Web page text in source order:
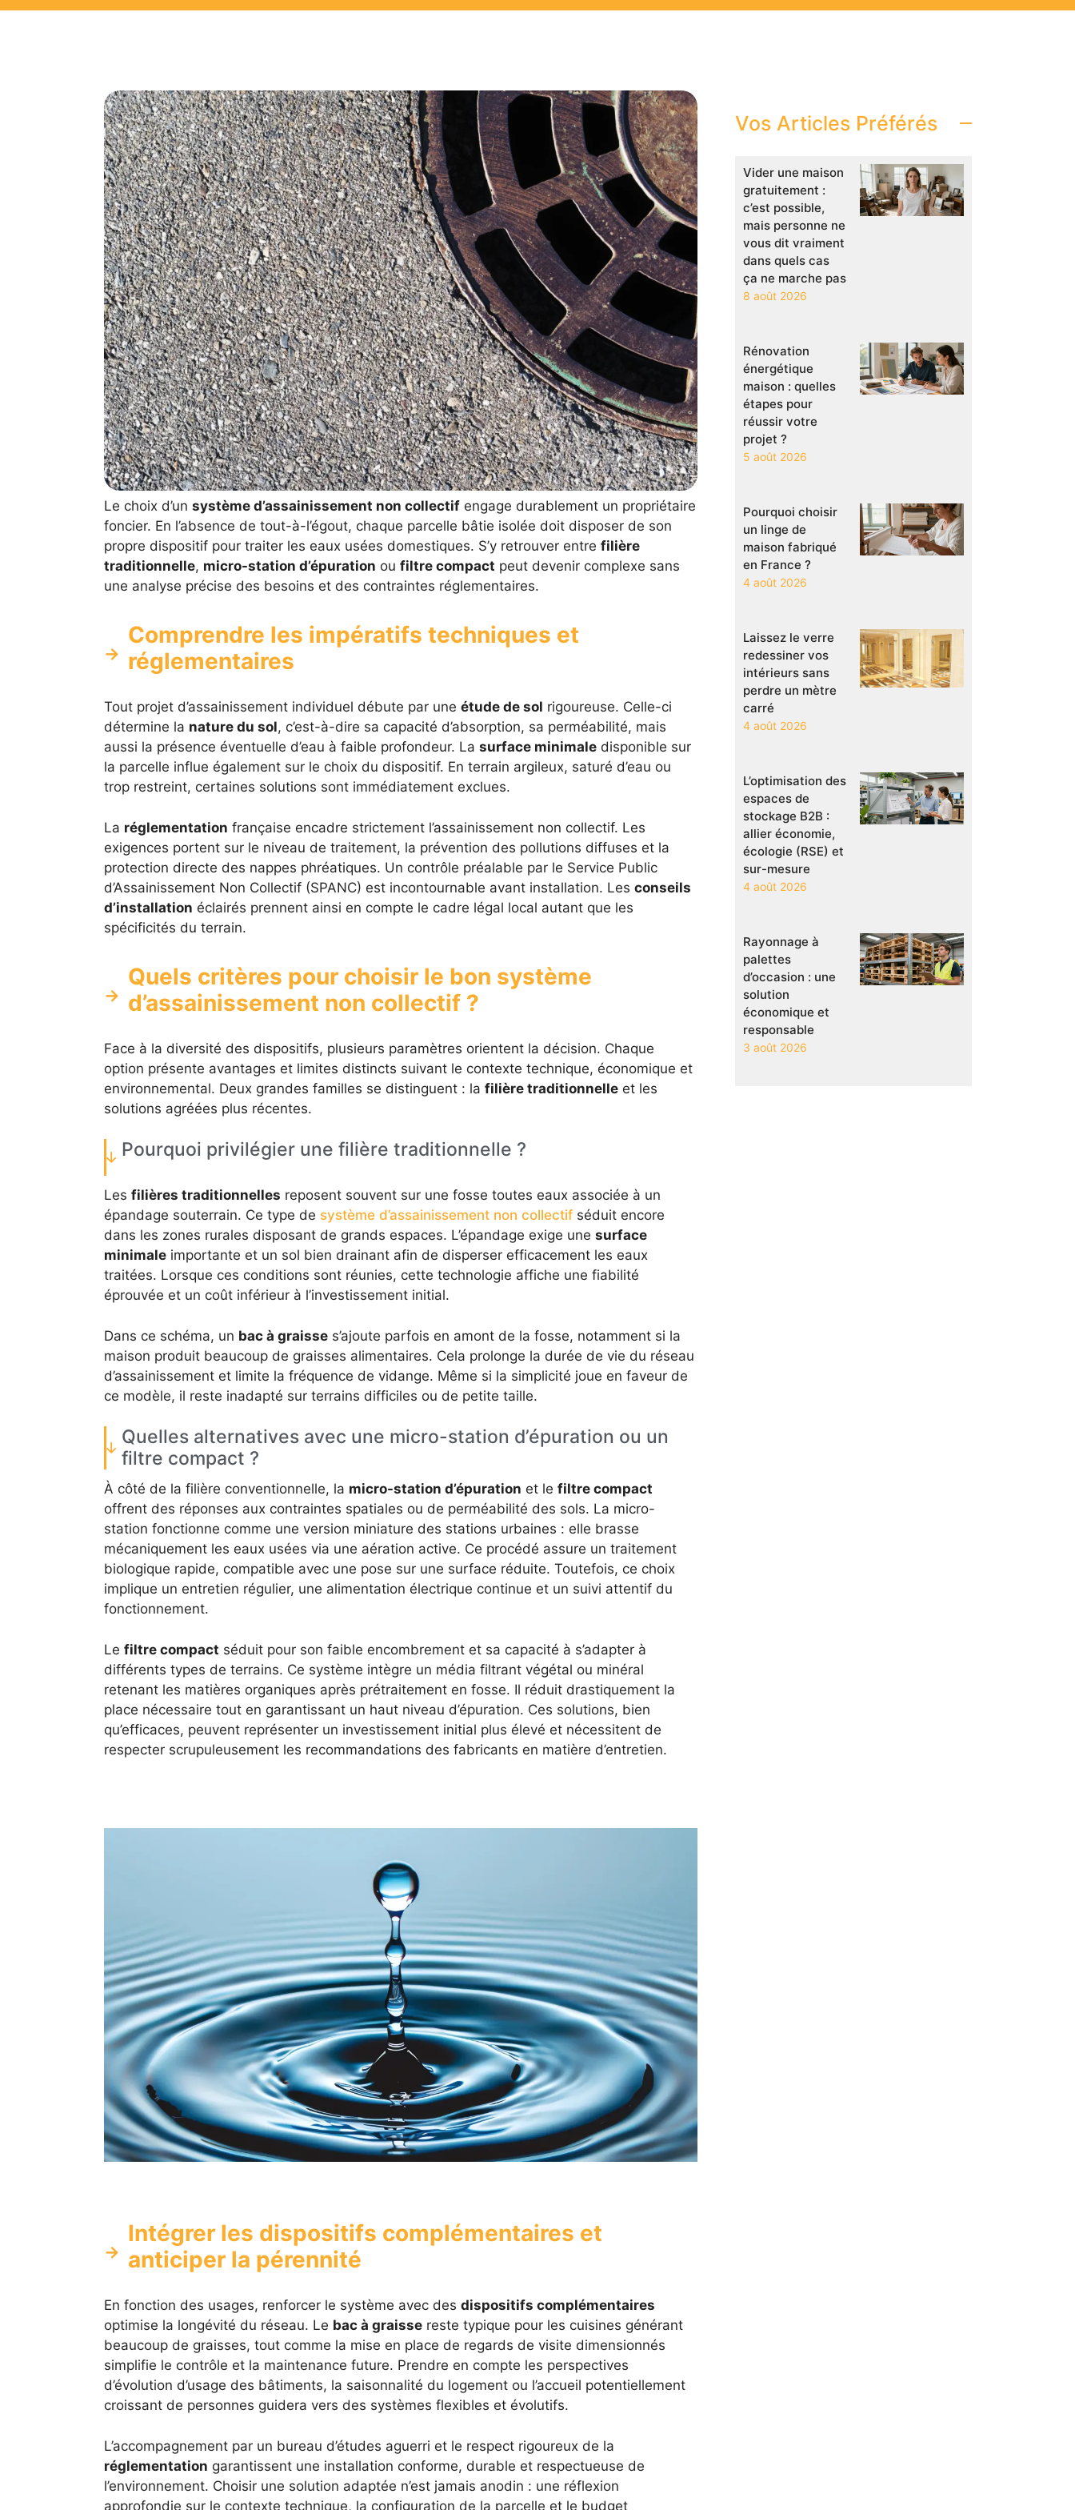
Le choix d’un système d’assainissement non collectifengage durablement un propriétaire
foncier. En l’absence de tout-à-l’égout, chaque parcelle bâtie isolée doit disposer de son
propre dispositif pour traiter les eaux usées domestiques. S’y retrouver entre filière
traditionnelle, micro-station d’épuration ou filtre compact peut devenir complexe sans
une analyse précise des besoins et des contraintes réglementaires.
Comprendre les impératifs techniques et
réglementaires
Tout projet d’assainissement individuel débute par une étude de sol rigoureuse. Celle-ci
détermine la nature du sol, c’est-à-dire sa capacité d’absorption, sa perméabilité, mais
aussi la présence éventuelle d’eau à faible profondeur. La surface minimaledisponible sur
la parcelle influe également sur le choix du dispositif. En terrain argileux, saturé d’eau ou
trop restreint, certaines solutions sont immédiatement exclues.
La réglementation française encadre strictement l’assainissement non collectif. Les
exigences portent sur le niveau de traitement, la prévention des pollutions diffuses et la
protection directe des nappes phréatiques. Un contrôle préalable par le Service Public
d’Assainissement Non Collectif (SPANC) est incontournable avant installation. Les conseils
d’installation éclairés prennent ainsi en compte le cadre légal local autant que les
spécificités du terrain.
Quels critères pour choisir le bon système
d’assainissement non collectif ?
Face à la diversité des dispositifs, plusieurs paramètres orientent la décision. Chaque
option présente avantages et limites distincts suivant le contexte technique, économique et
environnemental. Deux grandes familles se distinguent : la filière traditionnelleet les
solutions agréées plus récentes.
Pourquoi privilégier une filière traditionnelle ?
Les filières traditionnelles reposent souvent sur une fosse toutes eaux associée à un
épandage souterrain. Ce type de système d’assainissement non collectifséduit encore
dans les zones rurales disposant de grands espaces. L’épandage exige une surface
minimaleimportante et un sol bien drainant afin de disperser efficacement les eaux
traitées. Lorsque ces conditions sont réunies, cette technologie affiche une fiabilité
éprouvée et un coût inférieur à l’investissement initial.
Dans ce schéma, un bac à graisses’ajoute parfois en amont de la fosse, notamment si la
maison produit beaucoup de graisses alimentaires. Cela prolonge la durée de vie du réseau
d’assainissement et limite la fréquence de vidange. Même si la simplicité joue en faveur de
ce modèle, il reste inadapté sur terrains difficiles ou de petite taille.
Quelles alternatives avec une micro-station d’épuration ou un
filtre compact ?
À côté de la filière conventionnelle, la micro-station d’épuration et le filtre compact
offrent des réponses aux contraintes spatiales ou de perméabilité des sols. La micro-
station fonctionne comme une version miniature des stations urbaines : elle brasse
mécaniquement les eaux usées via une aération active. Ce procédé assure un traitement
biologique rapide, compatible avec une pose sur une surface réduite. Toutefois, ce choix
implique un entretien régulier, une alimentation électrique continue et un suivi attentif du
fonctionnement.
Le filtre compact séduit pour son faible encombrement et sa capacité à s’adapter à
différents types de terrains. Ce système intègre un média filtrant végétal ou minéral
retenant les matières organiques après prétraitement en fosse. Il réduit drastiquement la
place nécessaire tout en garantissant un haut niveau d’épuration. Ces solutions, bien
qu’efficaces, peuvent représenter un investissement initial plus élevé et nécessitent de
respecter scrupuleusement les recommandations des fabricants en matière d’entretien.
Intégrer les dispositifs complémentaires et
anticiper la pérennité
En fonction des usages, renforcer le système avec des dispositifs complémentaires
optimise la longévité du réseau. Le bac à graissereste typique pour les cuisines générant
beaucoup de graisses, tout comme la mise en place de regards de visite dimensionnés
simplifie le contrôle et la maintenance future. Prendre en compte les perspectives
d’évolution d’usage des bâtiments, la saisonnalité du logement ou l’accueil potentiellement
croissant de personnes guidera vers des systèmes flexibles et évolutifs.
L’accompagnement par un bureau d’études aguerri et le respect rigoureux de la
réglementation garantissent une installation conforme, durable et respectueuse de
l’environnement. Choisir une solution adaptée n’est jamais anodin : une réflexion
approfondie sur le contexte technique, la configuration de la parcelle et le budget
Vos Articles Préférés
Vider une maison
gratuitement :
c’est possible,
mais personne ne
vous dit vraiment
dans quels cas
ça ne marche pas
8 août 2026
Rénovation
énergétique
maison : quelles
étapes pour
réussir votre
projet ?
5 août 2026
Pourquoi choisir
un linge de
maison fabriqué
en France ?
4 août 2026
Laissez le verre
redessiner vos
intérieurs sans
perdre un mètre
carré
4 août 2026
L’optimisation des
espaces de
stockage B2B :
allier économie,
écologie (RSE) et
sur-mesure
4 août 2026
Rayonnage à
palettes
d’occasion : une
solution
économique et
responsable
3 août 2026